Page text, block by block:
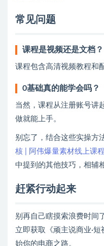
常见问题
课程是视频还是文档？
课程包含高清视频教程和
0基础真的能学会吗？
当然，课程从注册账号讲
做就能上手。
别忘了，结合这些实操方
核 | 阿伟爆量素材线上课
中提到的其他技巧，相辅
赶紧行动起来
别再自己瞎摸索浪费时间
立即获取《顽主说商业·
始你的电商之路。